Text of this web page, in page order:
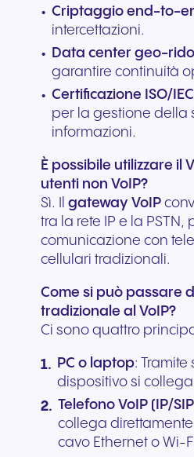
Criptaggio end-to-
intercettazioni.
Data center geo-
garantire continuità
Certificazione ISO/
per la gestione della
informazioni.
È possibile utilizzare il
utenti non VoIP?
Sì. Il gateway VoIP
tra la rete IP e la
comunicazione con
cellulari tradizionali.
Come si può passare
tradizionale al VoIP?
Ci sono quattro
PC o laptop: Tramite
dispositivo si collega
Telefono VoIP (IP/
collega
cavo Ethernet o Wi-